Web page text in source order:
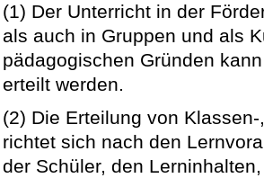
(1) Der Unterricht in der
als auch in Gruppen und als
pädagogischen Gründen
erteilt werden.
(2) Die Erteilung von
richtet sich nach den
der Schüler, den